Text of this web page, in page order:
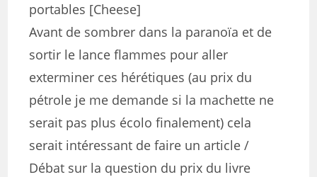
portables [Cheese]
Avant de sombrer dans la paranoïa et de
sortir le lance flammes pour aller
exterminer ces hérétiques (au prix du
pétrole je me demande si la machette ne
serait pas plus écolo finalement) cela
serait intéressant de faire un article /
Débat sur la question du prix du livre